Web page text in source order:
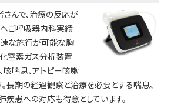
んで、治療の反応が
ご呼吸器内科実績
速な施行が可能な胸
窒素ガス分析装置
咳喘息、アトピー咳嗽
長期の経過観察と治療を必要とする喘息、
患への対応も得意としています。